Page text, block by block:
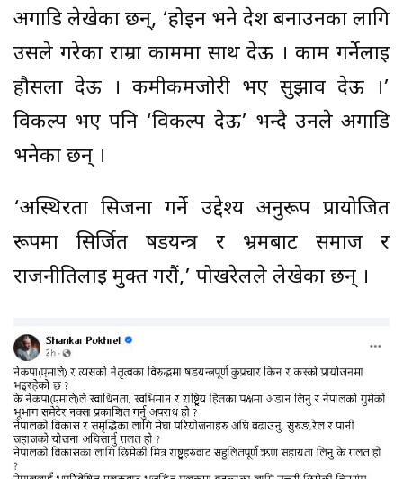
अगाडि लेखेका छन्, ‘होइन भने देश बनाउनका लागि
उसले गरेका राम्रा काममा साथ देऊ । काम गर्नेलाई
हौसला देऊ । कमीकमजोरी भए सुझाव देऊ ।’
विकल्प भए पनि ‘विकल्प देऊ’ भन्दै उनले अगाडि
भनेका छन् ।
‘अस्थिरता सिर्जना गर्ने उद्देश्य अनुरूप प्रायोजित
रूपमा सिर्जित षडयन्त्र र भ्रमबाट समाज र
राजनीतिलाई मुक्त गरौं,’ पोखरेलले लेखेका छन् ।